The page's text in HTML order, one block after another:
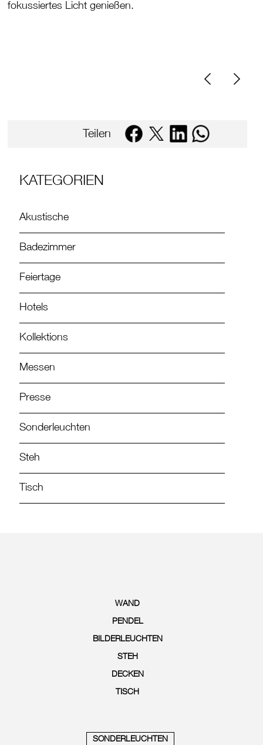
fokussiertes Licht genießen.
Teilen
KATEGORIEN
Akustische
Badezimmer
Feiertage
Hotels
Kollektions
Messen
Presse
Sonderleuchten
Steh
Tisch
WAND
PENDEL
BILDERLEUCHTEN
STEH
DECKEN
TISCH
SONDERLEUCHTEN